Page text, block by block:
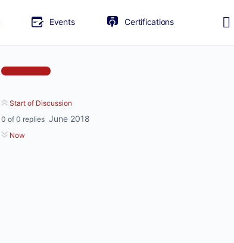
Events Certifications
Log In to Reply
Start of Discussion
0 of 0 replies June 2018
Now